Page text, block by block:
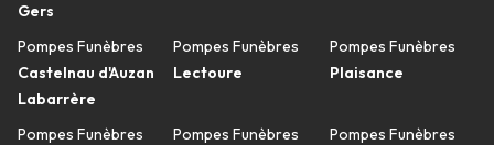
Gers
Pompes Funèbres
Castelnau d'Auzan
Labarrère
Pompes Funèbres
Pompes Funèbres
Lectoure
Pompes Funèbres
Pompes Funèbres
Plaisance
Pompes Funèbres